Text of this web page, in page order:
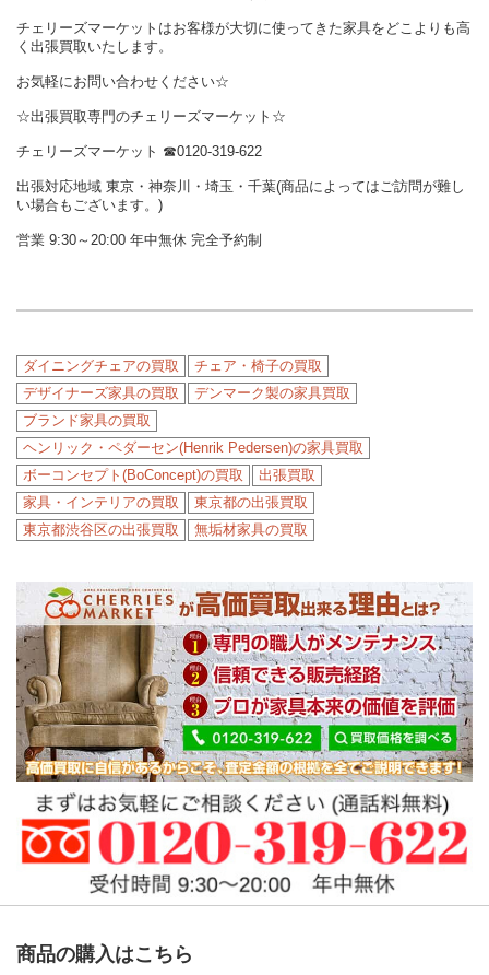
チェリーズマーケットはお客様が大切に使ってきた家具をどこよりも高
く出張買取いたします。
お気軽にお問い合わせください☆
☆出張買取専門のチェリーズマーケット☆
チェリーズマーケット ☎︎0120-319-622
出張対応地域 東京・神奈川・埼玉・千葉(商品によってはご訪問が難し
い場合もございます。)
営業 9:30～20:00 年中無休 完全予約制
ダイニングチェアの買取
チェア・椅子の買取
デザイナーズ家具の買取
デンマーク製の家具買取
ブランド家具の買取
ヘンリック・ペダーセン(Henrik Pedersen)の家具買取
ボーコンセプト(BoConcept)の買取
出張買取
家具・インテリアの買取
東京都の出張買取
東京都渋谷区の出張買取
無垢材家具の買取
商品の購入はこちら